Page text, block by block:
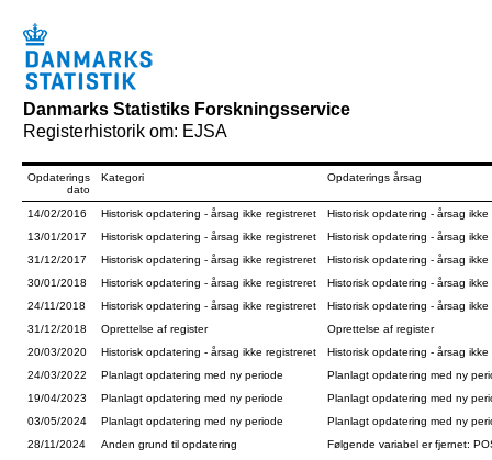
Danmarks Statistiks Forskningsservice
Registerhistorik om: EJSA
Opdaterings
dato
Kategori Opdaterings årsag
14/02/2016 Historisk opdatering - årsag ikke registreret
Historisk opdatering - årsag ikke
13/01/2017
Historisk opdatering - årsag ikke registreret
Historisk opdatering - årsag ikke
31/12/2017
Historisk opdatering - årsag ikke registreret
Historisk opdatering - årsag ikke
30/01/2018
Historisk opdatering - årsag ikke registreret
Historisk opdatering - årsag ikke
24/11/2018
Historisk opdatering - årsag ikke registreret
Historisk opdatering - årsag ikke
31/12/2018
Oprettelse af register
Oprettelse af register
20/03/2020
Historisk opdatering - årsag ikke registreret
Historisk opdatering - årsag ikke
24/03/2022
Planlagt opdatering med ny periode
Planlagt opdatering med ny
19/04/2023
Planlagt opdatering med ny periode
Planlagt opdatering med ny
03/05/2024
Planlagt opdatering med ny periode
Planlagt opdatering med ny
28/11/2024
Anden grund til opdatering
Følgende variabel er fjernet: